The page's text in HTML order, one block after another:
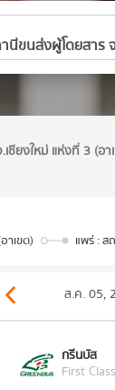
ชียงใหม่ แห่งที่ 3 (อา
าเขต) แพร่ : ส
ส.ค. 05,
กรีนบัส
First